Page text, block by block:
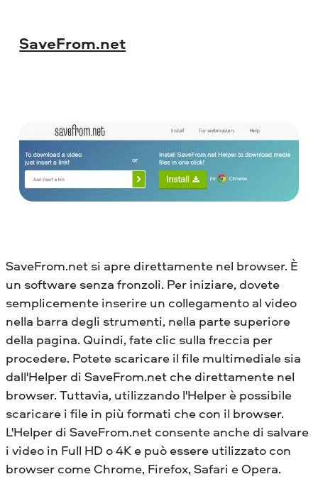
SaveFrom.net
SaveFrom.net si apre direttamente nel browser. È
un software senza fronzoli. Per iniziare, dovete
semplicemente inserire un collegamento al video
nella barra degli strumenti, nella parte superiore
della pagina. Quindi, fate clic sulla freccia per
procedere. Potete scaricare il file multimediale sia
dall'Helper di SaveFrom.net che direttamente nel
browser. Tuttavia, utilizzando l'Helper è possibile
scaricare i file in più formati che con il browser.
L'Helper di SaveFrom.net consente anche di salvare
i video in Full HD o 4K e può essere utilizzato con
browser come Chrome, Firefox, Safari e Opera.